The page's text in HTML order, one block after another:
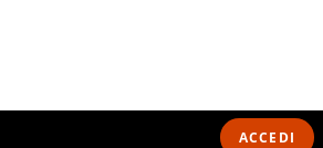
ACCEDI